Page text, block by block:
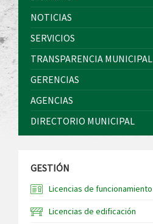
NOTICIAS
SERVICIOS
TRANSPARENCIA MUNICIPAL
GERENCIAS
AGENCIAS
DIRECTORIO MUNICIPAL
GESTIÓN
Licencias de funcionamiento
Licencias de edificación